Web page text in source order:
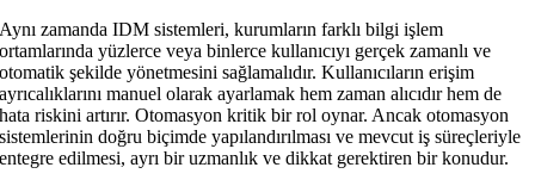
Aynı zamanda IDM sistemleri, kurumların farklı bilgi işlem
ortamlarında yüzlerce veya binlerce kullanıcıyı gerçek zamanlı ve
otomatik şekilde yönetmesini sağlamalıdır. Kullanıcıların erişim
ayrıcalıklarını manuel olarak ayarlamak hem zaman alıcıdır hem de
hata riskini artırır. Otomasyon kritik bir rol oynar. Ancak otomasyon
sistemlerinin doğru biçimde yapılandırılması ve mevcut iş süreçleriyle
entegre edilmesi, ayrı bir uzmanlık ve dikkat gerektiren bir konudur.